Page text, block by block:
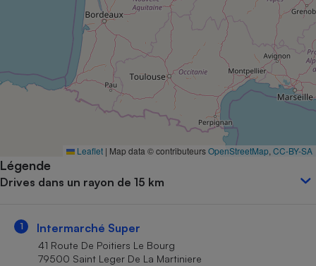
Leaflet | Map data © contributeursOpenStreetMap CC-BY-SA
Légende
Drives dans un rayon de 15 km
1 Intermarché Super
41 Route De Poitiers Le Bourg
79500 Saint Leger De La Martiniere
Complément
alimentaire
bouteille
Assurance emprunteur
Petit électroménager -
Matelas
Mutuelle